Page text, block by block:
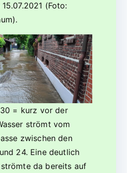
(Foto:
= kurz vor der
strömt vom
zwischen den
24. Eine deutlich
da bereits auf